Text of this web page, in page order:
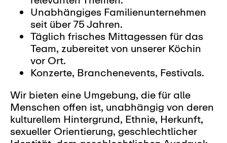
Unabhängiges Familienunternehmen
seit über 75 Jahren.
Täglich frisches Mittagessen für das
Team, zubereitet von unserer Köchin
vor Ort.
Konzerte, Branchenevents, Festivals.
Wir bieten eine Umgebung, die für alle
Menschen offen ist, unabhängig von deren
kulturellem Hintergrund, Ethnie, Herkunft,
sexueller Orientierung, geschlechtlicher